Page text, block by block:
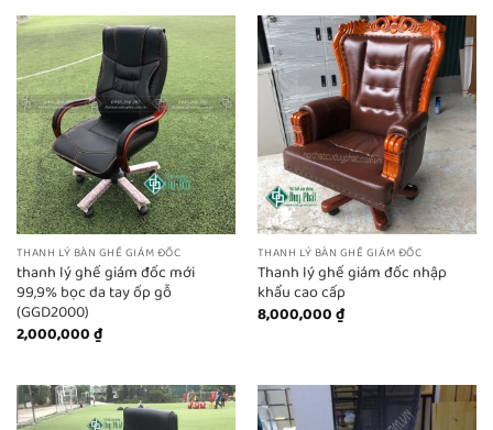
THANH LÝ BÀN GHẾ GIÁM ĐỐC
thanh lý ghế giám đốc mới
99,9% bọc da tay ốp gỗ
(GGD2000)
2,000,000₫
THANH LÝ BÀN GHẾ GIÁM ĐỐC
Thanh lý ghế giám đốc nhập
khẩu cao cấp
8,000,000₫